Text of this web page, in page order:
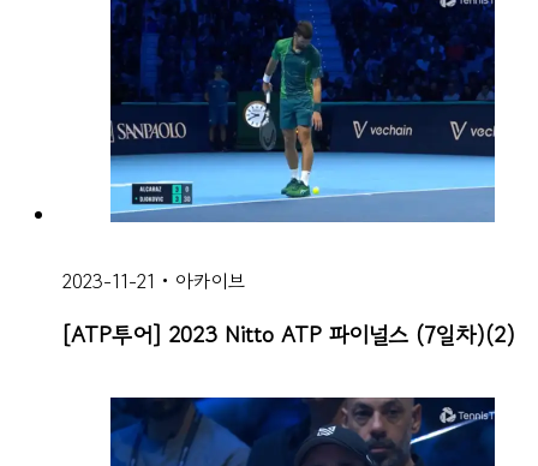
2023-11-21 • 아카이브
[ATP투어] 2023 Nitto ATP 파이널스 (7일차)(2)